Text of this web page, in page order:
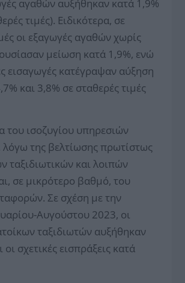
αγαθών αυξήθηκαν κατά 1,9%
τιμές). Ειδικότερα, σε
οι εξαγωγές αγαθών χωρίς
μείωση κατά 1,9%, ενώ
εισαγωγές κατέγραψαν αύξηση
και 3,8% σε σταθερές τιμές
του ισοζυγίου υπηρεσιών
λόγω της βελτίωσης πρωτίστως
ταξιδιωτικών και λοιπών
σε μικρότερο βαθμό, του
Σε σχέση με την
Αυγούστου 2023, οι
ταξιδιωτών αυξήθηκαν
σχετικές εισπράξεις κατά